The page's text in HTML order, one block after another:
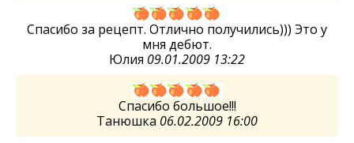
Спасибо за рецепт. Отлично получились))) Это у
мня дебют.
Юлия 09.01.2009 13:22
Спасибо большое!!!
Танюшка 06.02.2009 16:00